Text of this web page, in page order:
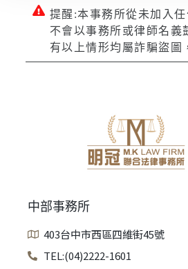
提醒:本事務所從未加入
不會以事務所或律師名義
有以上情形均屬詐騙盜圖
中部事務所
403台中市西區四維街45號
TEL:(04)2222-1601